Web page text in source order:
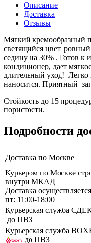
Описание
Доставка
Отзывы
Мягкий кремообразный
светящийся цвет,
седину на 30% . Готов к
кондиционер, дает
длительный уход! Легко
наносится. Приятный
Стойкость до 15
пористости.
Подробности
Доставка по Москве
Курьером по Москве
внутри МКАД
Доставка
пт: 11:00-18:00
Курьерская служба
до ПВЗ
Курьерская служба
до ПВЗ